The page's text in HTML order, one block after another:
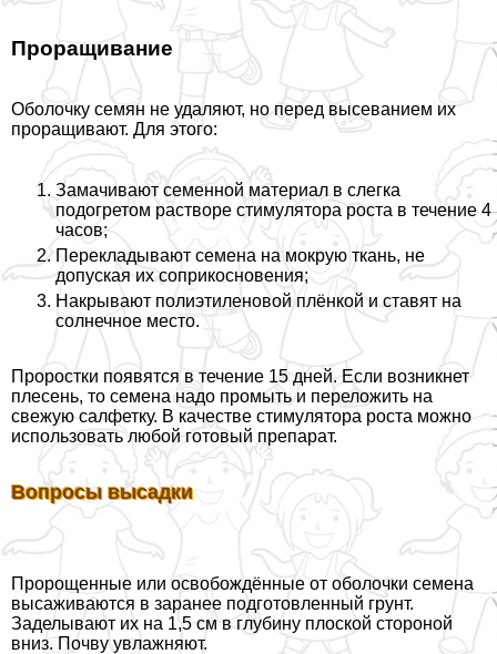
Проращивание
Оболочку семян не удаляют, но перед высеванием их
проращивают. Для этого:
Замачивают семенной материал в слегка
подогретом растворе стимулятора роста в течение 4
часов;
Перекладывают семена на мокрую ткань, не
допуская их соприкосновения;
Накрывают полиэтиленовой плёнкой и ставят на
солнечное место.
Проростки появятся в течение 15 дней. Если возникнет
плесень, то семена надо промыть и переложить на
свежую салфетку. В качестве стимулятора роста можно
использовать любой готовый препарат.
Вопросы высадки
Пророщенные или освобождённые от оболочки семена
высаживаются в заранее подготовленный грунт.
Заделывают их на 1,5 см в глубину плоской стороной
вниз. Почву увлажняют.